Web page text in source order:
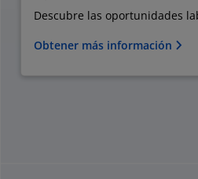
Descubre las oportunidades
Obtener más información